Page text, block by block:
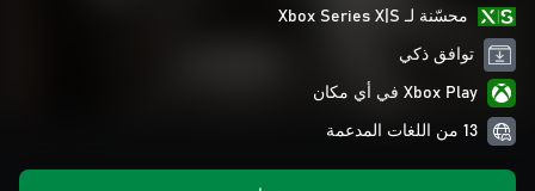
محسّنة لـ Xbox Series X|S
توافق ذكي
Xbox Play في أي مكان
13 من اللغات المدعمة